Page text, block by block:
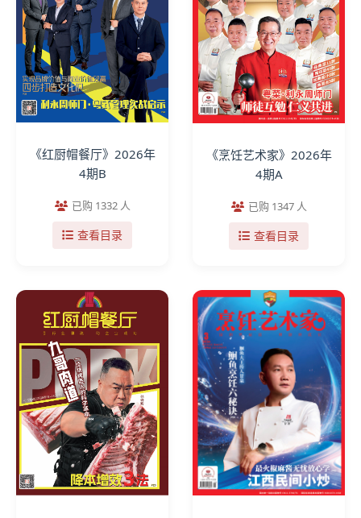
《红厨帽餐厅》2026年
4期B
已购 1332 人
查看目录
《烹饪艺术家》2026年
4期A
已购 1347 人
查看目录